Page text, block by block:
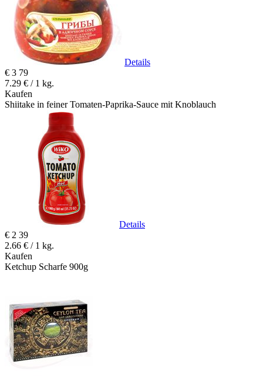
Details
€ 3 79
7.29 € / 1 kg.
Kaufen
Shiitake in feiner Tomaten-Paprika-Sauce mit Knoblauch
Details
€ 2 39
2.66 € / 1 kg.
Kaufen
Ketchup Scharfe 900g